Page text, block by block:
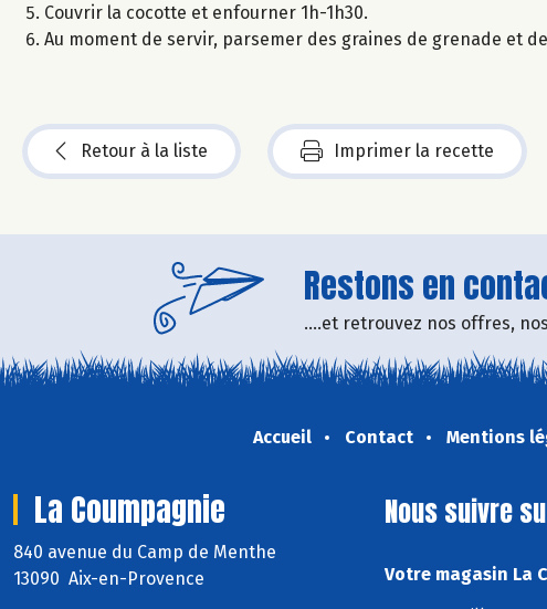
Couvrir la cocotte et enfourner 1h-1h30.
Au moment de servir, parsemer des graines de grenade et
Retour à la liste Imprimer la recette
Restons en
....et retrouvez nos offres,
Accueil Contact Mentions
La Coumpagnie
840 avenue du Camp de Menthe
13090 Aix-en-Provence
Nous suivre
Votre magasin La